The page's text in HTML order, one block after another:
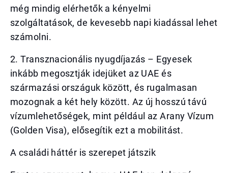
még mindig elérhetők a kényelmi
szolgáltatások, de kevesebb napi kiadással lehet
számolni.
2. Transznacionális nyugdíjazás – Egyesek
inkább megosztják idejüket az UAE és
származási országuk között, és rugalmasan
mozognak a két hely között. Az új hosszú távú
vízumlehetőségek, mint például az Arany Vízum
(Golden Visa), elősegítik ezt a mobilitást.
A családi háttér is szerepet játszik